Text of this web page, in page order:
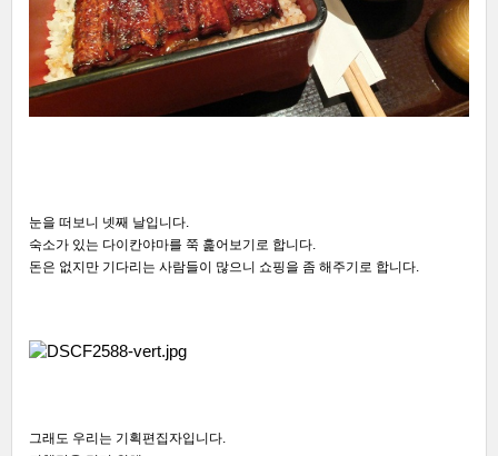
눈을 떠보니 넷째 날입니다.
숙소가 있는 다이칸야마를 쭉 훑어보기로 합니다.
돈은 없지만 기다리는 사람들이 많으니 쇼핑을 좀 해주기로 합니다.
그래도 우리는 기획편집자입니다.